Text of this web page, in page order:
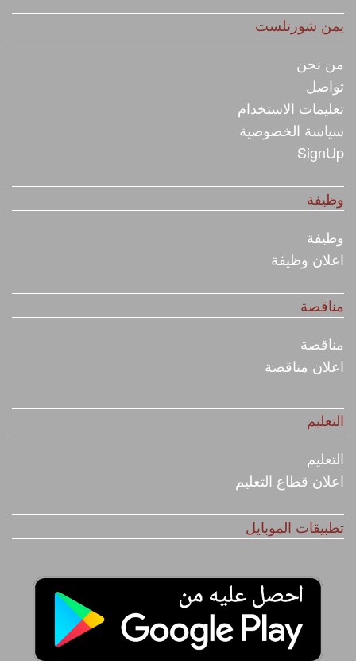
يمن شورتلست
من نحن
تواصل
تعليمات الاستخدام
سياسة الخصوصية
SignUp
وظيفة
وظيفة
اعلان وظيفة
مناقصة
مناقصة
اعلان مناقصة
التعليم
التعليم
اعلان قطاع التعليم
تطبيقات الموبايل